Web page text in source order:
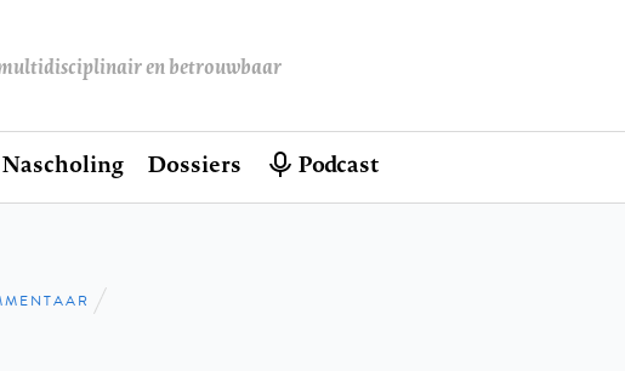
en betrouwbaar
Nascholing Dossiers Podcast